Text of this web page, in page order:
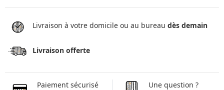
Livraison à votre domicile ou au bureau dès demain
Livraison offerte
Paiement sécurisé
Une question ?